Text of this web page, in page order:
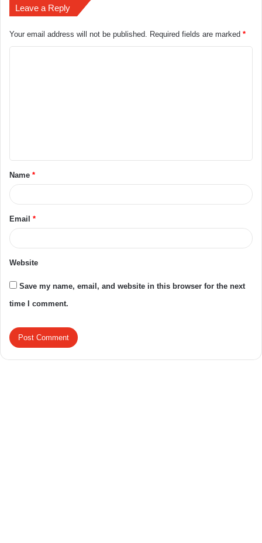
Leave a Reply
Your email address will not be published. Required fields are marked *
Name *
Email *
Website
Save my name, email, and website in this browser for the next
time I comment.